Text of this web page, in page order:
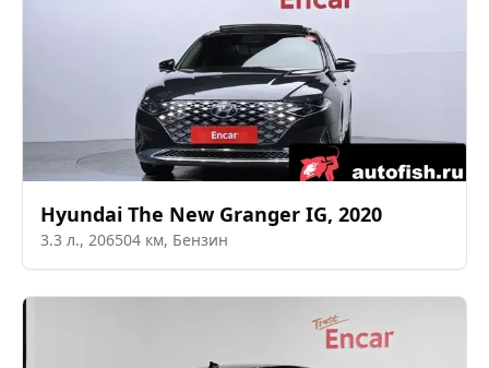
Hyundai The New Granger IG, 2020
3.3 л., 206504 км, Бензин